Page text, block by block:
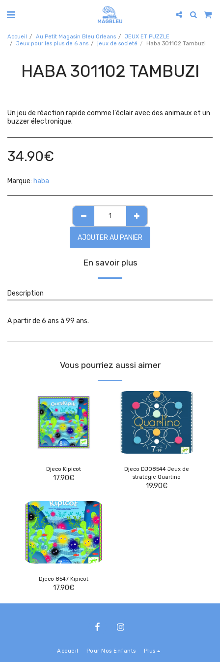
Accueil Au Petit Magasin Bleu Orleans
JEUX ET PUZZLE
Jeux pour les plus de 6 ans
jeux de societé Haba 301102 Tambuzi
HABA 301102 TAMBUZI
Un jeu de réaction rapide comme l'éclair avec des animaux et un
buzzer électronique.
34.90€
Marque: haba
AJOUTER AU PANIER
En savoir plus
Description
A partir de 6 ans à 99 ans.
Vous pourriez aussi aimer
Djeco Kipicot
17.90€
Djeco DJ08544 Jeux de
stratégie Quartino
19.90€
Djeco 8547 Kipicot
17.90€
Accueil Pour Nos Enfants Plus